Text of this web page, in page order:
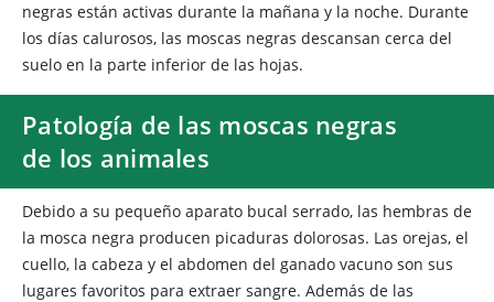
negras están activas durante la mañana y la noche. Durante
los días calurosos, las moscas negras descansan cerca del
suelo en la parte inferior de las hojas.
Patología de las moscas negras
de los animales
Debido a su pequeño aparato bucal serrado, las hembras de
la mosca negra producen picaduras dolorosas. Las orejas, el
cuello, la cabeza y el abdomen del ganado vacuno son sus
lugares favoritos para extraer sangre. Además de las